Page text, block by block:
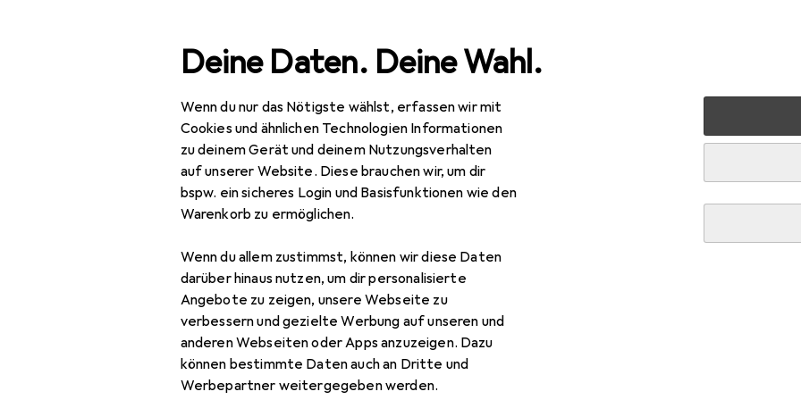
Deine Daten. Deine Wahl.
Wenn du nur das Nötigste wählst, erfassen wir mit
Cookies und ähnlichen Technologien Informationen
zu deinem Gerät und deinem Nutzungsverhalten
auf unserer Website. Diese brauchen wir, um dir
bspw. ein sicheres Login und Basisfunktionen wie den
Warenkorb zu ermöglichen.
Wenn du allem zustimmst, können wir diese Daten
darüber hinaus nutzen, um dir personalisierte
Angebote zu zeigen, unsere Webseite zu
verbessern und gezielte Werbung auf unseren und
anderen Webseiten oder Apps anzuzeigen. Dazu
können bestimmte Daten auch an Dritte und
Werbepartner weitergegeben werden.
Navigation nach Kategorien Gesamtsortiment Mode Alles in Mode Urban